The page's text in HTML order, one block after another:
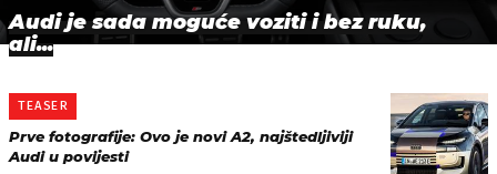
Audi je sada moguće voziti i bez ruku,
ali...
TEASER
Prve fotografije: Ovo je novi A2, najštedljiviji
Audi u povijesti